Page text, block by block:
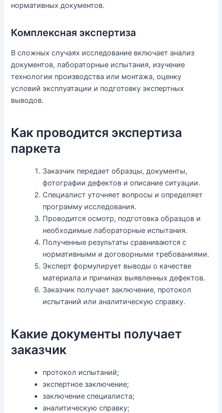
нормативных документов.
Комплексная экспертиза
В сложных случаях исследование включает анализ
документов, лабораторные испытания, изучение
технологии производства или монтажа, оценку
условий эксплуатации и подготовку экспертных
выводов.
Как проводится экспертиза
паркета
Заказчик передает образцы, документы,
фотографии дефектов и описание ситуации.
Специалист уточняет вопросы и определяет
программу исследования.
Проводится осмотр, подготовка образцов и
необходимые лабораторные испытания.
Полученные результаты сравниваются с
нормативными и договорными требованиями.
Эксперт формулирует выводы о качестве
материала и причинах выявленных дефектов.
Заказчик получает заключение, протокол
испытаний или аналитическую справку.
Какие документы получает
заказчик
протокол испытаний;
экспертное заключение;
заключение специалиста;
аналитическую справку;